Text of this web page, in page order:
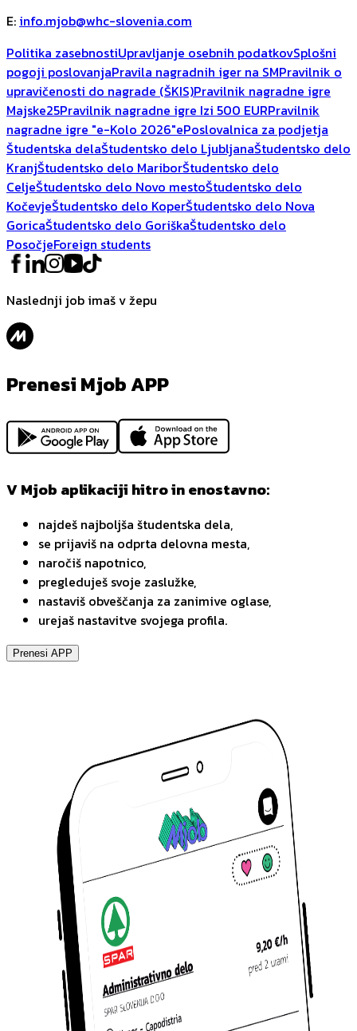
E: info.mjob@whc-slovenia.com
Politika zasebnostiUpravljanje osebnih podatkovSplošni
pogoji poslovanjaPravila nagradnih iger na SMPravilnik o
upravičenosti do nagrade (ŠKIS)Pravilnik nagradne igre
Majske25Pravilnik nagradne igre Izi 500 EURPravilnik
nagradne igre "e-Kolo 2026"ePoslovalnica za podjetja
Študentska delaŠtudentsko delo LjubljanaŠtudentsko delo
KranjŠtudentsko delo MariborŠtudentsko delo
CeljeŠtudentsko delo Novo mestoŠtudentsko delo
KočevjeŠtudentsko delo KoperŠtudentsko delo Nova
GoricaŠtudentsko delo GoriškaŠtudentsko delo
PosočjeForeign students
Naslednji job imaš v žepu
Prenesi Mjob APP
V Mjob aplikaciji hitro in enostavno:
najdeš najboljša študentska dela,
se prijaviš na odprta delovna mesta,
naročiš napotnico,
pregleduješ svoje zaslužke,
nastaviš obveščanja za zanimive oglase,
urejaš nastavitve svojega profila.
Prenesi APP